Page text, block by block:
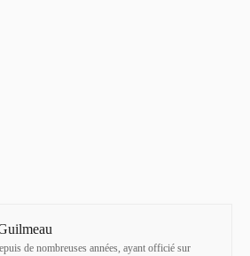
de nombreuses années, ayant officié sur